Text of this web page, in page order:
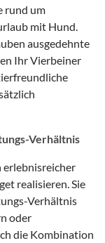
rund um
mit Hund.
ausgedehnte
Ihr Vierbeiner
Verhältnis
erlebnisreicher
realisieren. Sie
Verhältnis
oder
die Kombination